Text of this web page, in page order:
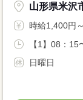
山形県米沢
時給1,400円～
【1】08：
日曜日